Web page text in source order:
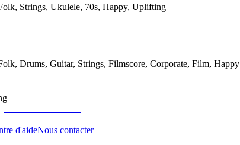
Strings, Ukulele, 70s, Happy, Uplifting
Drums, Guitar, Strings, Filmscore, Corporate, Film, Happy
d'aideNous contacter